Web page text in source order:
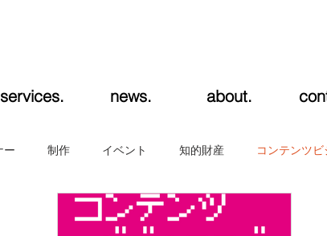
services. news. about.
ー 制作 イベント 知的財産 コンテンツ